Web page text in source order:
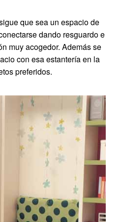
que sea un espacio de
dando resguardo e
muy acogedor. Además se
con esa estantería en la
preferidos.